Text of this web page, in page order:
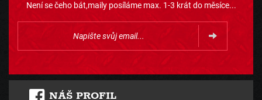
Není se čeho bát,maily posíláme max. 1-3 krát do měsíce...
NÁŠ PROFIL